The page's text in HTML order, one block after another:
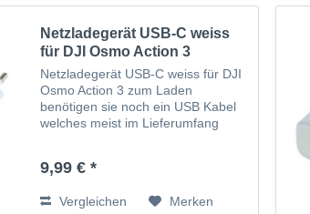
Netzladegerät USB-C weiss
für DJI Osmo Action 3
Netzladegerät USB-C weiss für DJI
Osmo Action 3 zum Laden
benötigen sie noch ein USB Kabel
welches meist im Lieferumfang
9,99 € *
Vergleichen Merken